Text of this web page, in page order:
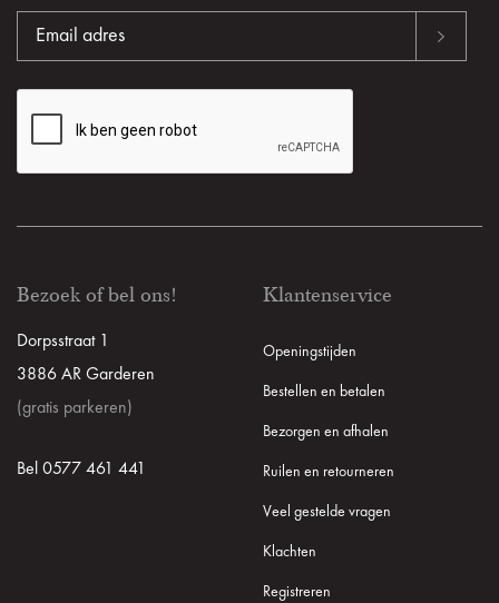
Bezoek of bel ons!
Dorpsstraat 1
3886 AR Garderen
(gratis parkeren)
Bel 0577 461 441
Klantenservice
Openingstijden
Bestellen en betalen
Bezorgen en afhalen
Ruilen en retourneren
Veel gestelde vragen
Klachten
Registreren